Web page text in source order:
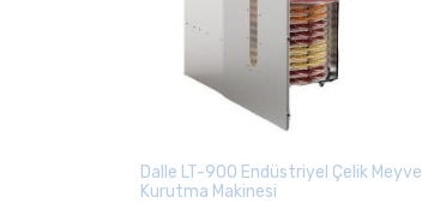
Dalle LT-900 Endüstriyel Çelik Meyve
Kurutma Makinesi